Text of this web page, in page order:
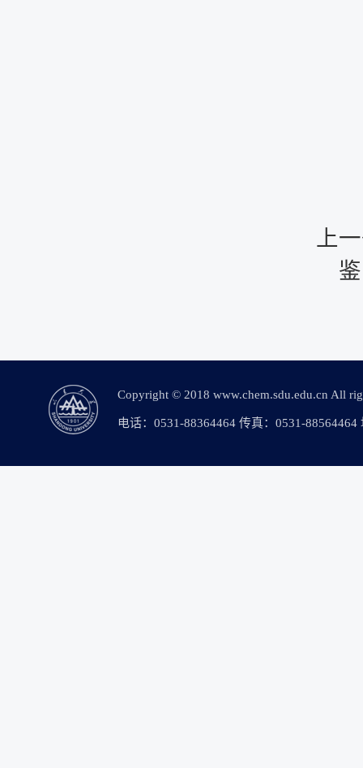
上
鉴
Copyright © 2018 www.chem.sdu.edu.cn All
电话：0531-88364464 传真：0531-